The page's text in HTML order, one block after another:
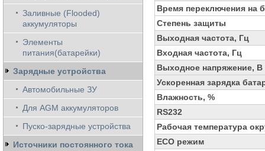
Время переключения на
Степень защиты
Выходная частота, Гц
Входная частота, Гц
Выходное напряжение, В
Ускоренная зарядка
Влажность, %
RS232
Рабочая температура
ECO режим
Заливные (Flooded)
аккумуляторы
Элементы
питания(батарейки)
Зарядные устройства
Автомобильные ЗУ
Для AGM аккумуляторов
Пуско-зарядные устройства
Источники постоянного тока